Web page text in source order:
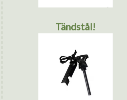
Tändstål!